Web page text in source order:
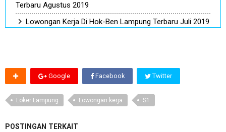
Terbaru Agustus 2019
Lowongan Kerja Di Hok-Ben Lampung Terbaru Juli 2019
Google Facebook Twitter
Loker Lampung Lowongan kerja S1
POSTINGAN TERKAIT